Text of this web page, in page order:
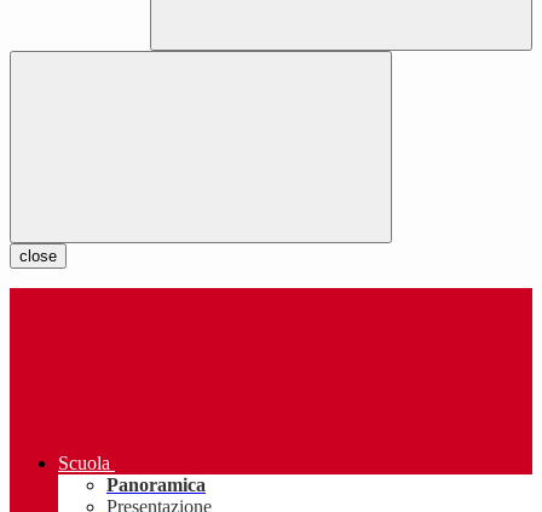
close
Scuola
Panoramica
Presentazione